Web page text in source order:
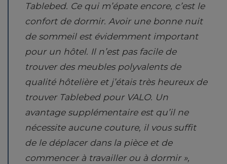
Tablebed. Ce qui m’épate encore, c’est le
confort de dormir. Avoir une bonne nuit
de sommeil est évidemment important
pour un hôtel. Il n’est pas facile de
trouver des meubles polyvalents de
qualité hôtelière et j’étais très heureux de
trouver Tablebed pour VALO. Un
avantage supplémentaire est qu’il ne
nécessite aucune couture, il vous suffit
de le déplacer dans la pièce et de
commencer à travailler ou à dormir »,